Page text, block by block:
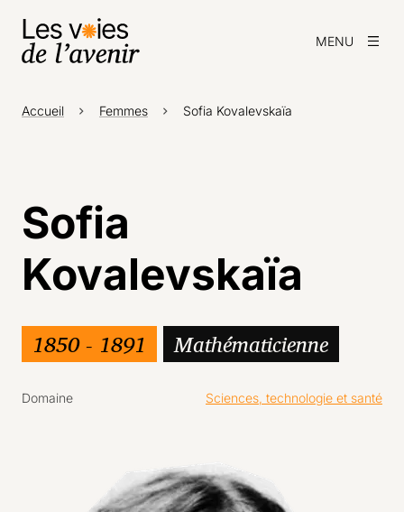
MENU
Accueil Femmes Sofia Kovalevskaïa
Sofia
Kovalevskaïa
1850 - 1891 Mathématicienne
Domaine Sciences, technologie et santé